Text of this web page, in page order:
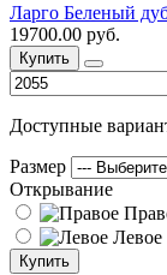
Ларго Беленый
19700.00 руб.
Купить
Доступные
Размер
Открывание
Левое
Купить